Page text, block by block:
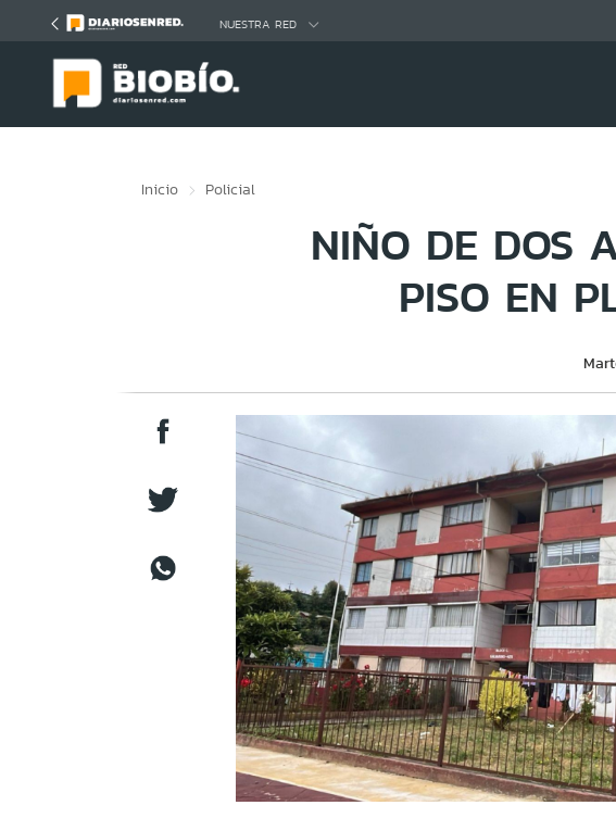
NUESTRA RED
Inicio Policial
NIÑO DE DOS
PISO EN